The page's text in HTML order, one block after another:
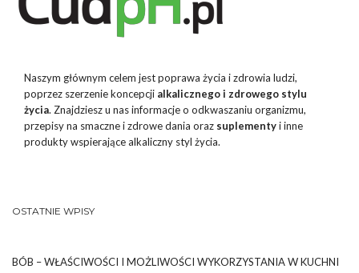
Naszym głównym celem jest poprawa życia i zdrowia ludzi,
poprzez szerzenie koncepcji alkalicznego i zdrowego stylu
życia. Znajdziesz u nas informacje o odkwaszaniu organizmu,
przepisy na smaczne i zdrowe dania oraz suplementyi inne
produkty wspierające alkaliczny styl życia.
OSTATNIE WPISY
BÓB – WŁAŚCIWOŚCI I MOŻLIWOŚCI WYKORZYSTANIA W KUCHNI